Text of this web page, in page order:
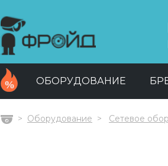
ОБОРУДОВАНИЕ
ГлавнаяОборудование Сетевое